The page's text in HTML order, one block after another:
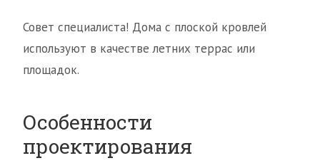
Совет специалиста! Дома с плоской кровлей
используют в качестве летних террас или
площадок.
Особенности
проектирования